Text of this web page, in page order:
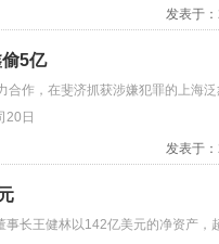
发表于
5亿
作，在斐济抓获涉嫌犯罪的上海泛
日
发表于
长王健林以142亿美元的净资产